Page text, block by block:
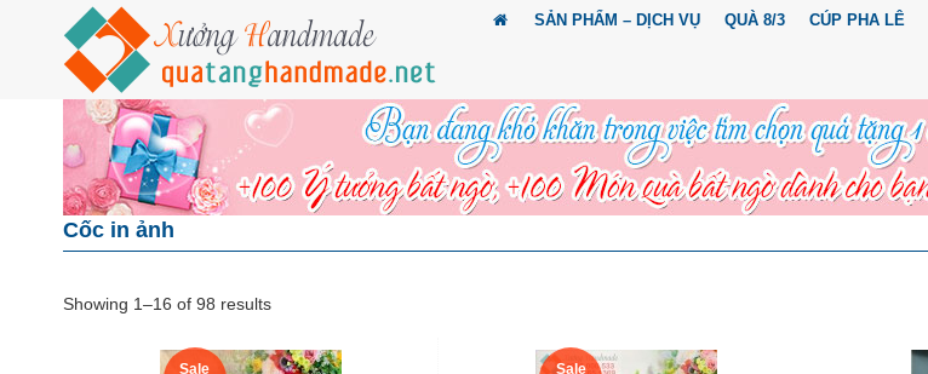
SẢN PHẨM – DỊCH VỤ QUÀ 8/3 CÚP PHA LÊ
Cốc in ảnh
Showing 1–16 of 98 results
Sale Sale